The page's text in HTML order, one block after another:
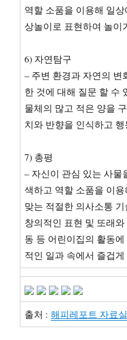
역할 소품을 이용해 일
상놀이로 표현하여 놀이
6) 자연탐구
– 주변 환경과 자연의 변
한 것에 대해 질문 할 수
물체의 많고 적은 양을
치와 반향을 인식하고
7) 총평
– 자신이 관심 있는 사
색하고 역할 소품을 이
맞는 적절한 의사소통
창의적인 표현 및 또래
동 등 어린이집의 활동
적인 일과 속에서 즐겁
출처 :해피레포트 자료실